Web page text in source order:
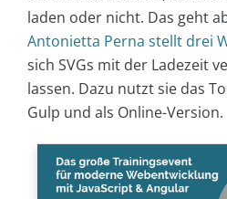
laden oder nicht. Das geht
Antonietta Perna stellt drei
sich SVGs mit der Ladezeit
lassen. Dazu nutzt sie das
Gulp und als Online-Version.